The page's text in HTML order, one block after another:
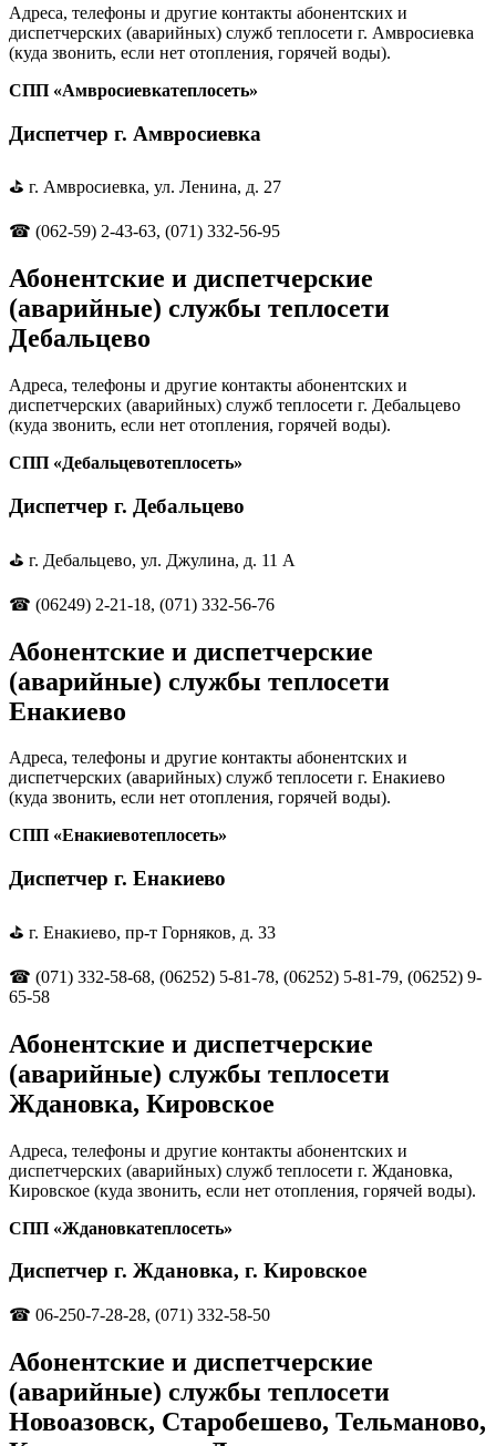
Адреса, телефоны и другие контакты абонентских и
диспетчерских (аварийных) служб теплосети г. Амвросиевка
(куда звонить, если нет отопления, горячей воды).
СПП «Амвросиевкатеплосеть»
Диспетчер г. Амвросиевка
⛳ г. Амвросиевка, ул. Ленина, д. 27
☎ (062-59) 2-43-63, (071) 332-56-95
Абонентские и диспетчерские
(аварийные) службы теплосети
Дебальцево
Адреса, телефоны и другие контакты абонентских и
диспетчерских (аварийных) служб теплосети г. Дебальцево
(куда звонить, если нет отопления, горячей воды).
СПП «Дебальцевотеплосеть»
Диспетчер г. Дебальцево
⛳ г. Дебальцево, ул. Джулина, д. 11 А
☎ (06249) 2-21-18, (071) 332-56-76
Абонентские и диспетчерские
(аварийные) службы теплосети
Енакиево
Адреса, телефоны и другие контакты абонентских и
диспетчерских (аварийных) служб теплосети г. Енакиево
(куда звонить, если нет отопления, горячей воды).
СПП «Енакиевотеплосеть»
Диспетчер г. Енакиево
⛳ г. Енакиево, пр-т Горняков, д. 33
☎ (071) 332-58-68, (06252) 5-81-78, (06252) 5-81-79, (06252) 9-
65-58
Абонентские и диспетчерские
(аварийные) службы теплосети
Ждановка, Кировское
Адреса, телефоны и другие контакты абонентских и
диспетчерских (аварийных) служб теплосети г. Ждановка,
Кировское (куда звонить, если нет отопления, горячей воды).
СПП «Ждановкатеплосеть»
Диспетчер г. Ждановка, г. Кировское
☎ 06-250-7-28-28, (071) 332-58-50
Абонентские и диспетчерские
(аварийные) службы теплосети
Новоазовск, Старобешево, Тельманово,